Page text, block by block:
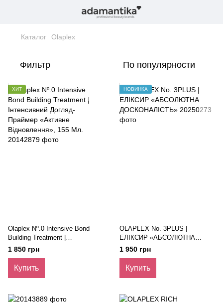
Каталог Olaplex
Фильтр По популярности
ХИТ
Olaplex Nº.0 Intensive Bond
Building Treatment |
Інтенсивний Догляд-Праймер
«Активне Відновлення», 155
Мл.
1 850 грн
Купить
НОВИНКА
OLAPLEX No. 3PLUS |
ЕЛІКСИР «АБСОЛЮТНА
ДОСКОНАЛІСТЬ»
1 950 грн
Купить